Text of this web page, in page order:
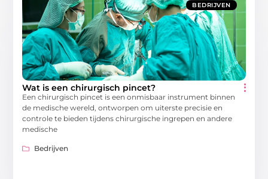
BEDRIJVEN
Wat is een chirurgisch pincet?
Een chirurgisch pincet is een onmisbaar instrument binnen
de medische wereld, ontworpen om uiterste precisie en
controle te bieden tijdens chirurgische ingrepen en andere
medische
Bedrijven